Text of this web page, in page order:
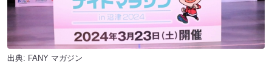
出典: FANY マガジン